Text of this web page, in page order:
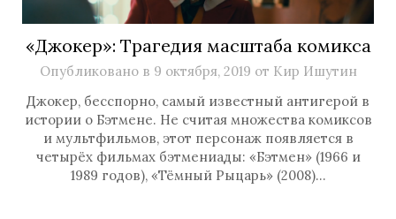
«Джокер»: Трагедия масштаба комикса
Опубликовано в 9 октября, 2019 от Кир Ишутин
Джокер, бесспорно, самый известный антигерой в
истории о Бэтмене. Не считая множества комиксов
и мультфильмов, этот персонаж появляется в
четырёх фильмах бэтмениады: «Бэтмен» (1966 и
1989 годов), «Тёмный Рыцарь» (2008)…